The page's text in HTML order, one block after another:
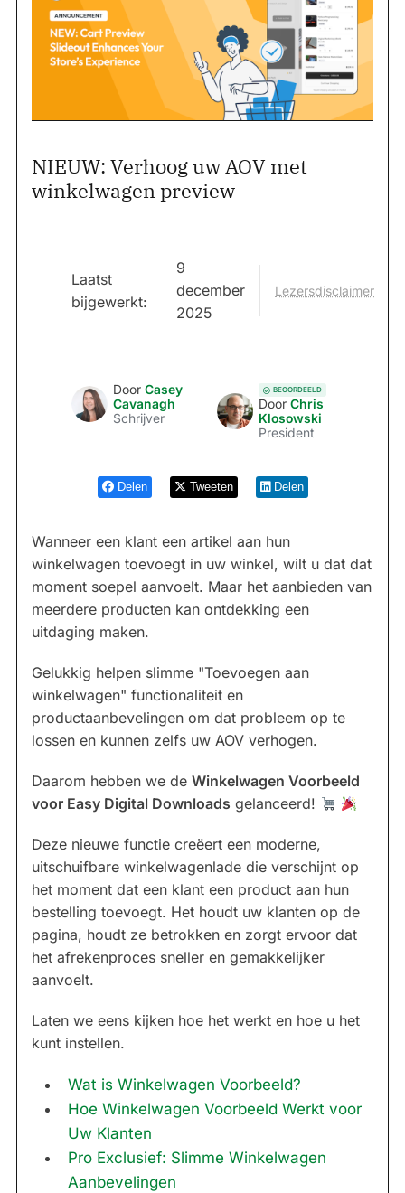
NIEUW: Verhoog uw AOV met
winkelwagen preview
Laatst
bijgewerkt:
9
december
2025
Lezersdisclaimer
Door Casey
Cavanagh
Schrijver
BEOORDEELD
Door Chris
Klosowski
President
Delen Tweeten Delen
Wanneer een klant een artikel aan hun
winkelwagen toevoegt in uw winkel, wilt u dat dat
moment soepel aanvoelt. Maar het aanbieden van
meerdere producten kan ontdekking een
uitdaging maken.
Gelukkig helpen slimme "Toevoegen aan
winkelwagen" functionaliteit en
productaanbevelingen om dat probleem op te
lossen en kunnen zelfs uw AOV verhogen.
Daarom hebben we de Winkelwagen Voorbeeld
voor Easy Digital Downloads gelanceerd!
Deze nieuwe functie creëert een moderne,
uitschuifbare winkelwagenlade die verschijnt op
het moment dat een klant een product aan hun
bestelling toevoegt. Het houdt uw klanten op de
pagina, houdt ze betrokken en zorgt ervoor dat
het afrekenproces sneller en gemakkelijker
aanvoelt.
Laten we eens kijken hoe het werkt en hoe u het
kunt instellen.
Wat is Winkelwagen Voorbeeld?
Hoe Winkelwagen Voorbeeld Werkt voor
Uw Klanten
Pro Exclusief: Slimme Winkelwagen
Aanbevelingen